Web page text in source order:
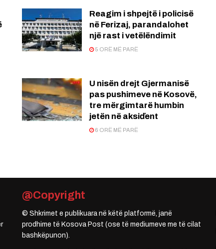
Reagim i shpejtë i policisë
në Ferizaj, parandalohet
një rast i vetëlëndimit
5 ORË MË PARË
U nisën drejt Gjermanisë
pas pushimeve në Kosovë,
tre mërgimtarë humbin
jetën në aksiďent
6 ORË MË PARË
@Copyright
© Shkrimet e publikuara në këtë platformë, janë
prodhime të Kosova Post (ose të mediumeve me të cilat
bashkëpunon).